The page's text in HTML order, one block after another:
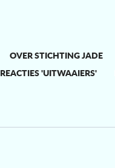
OVER STICHTING JADE
REACTIES 'UITWAAIERS'